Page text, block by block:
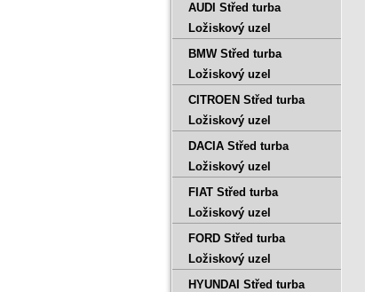
AUDI Střed turba
Ložiskový uzel
BMW Střed turba
Ložiskový uzel
CITROEN Střed turba
Ložiskový uzel
DACIA Střed turba
Ložiskový uzel
FIAT Střed turba
Ložiskový uzel
FORD Střed turba
Ložiskový uzel
HYUNDAI Střed turba